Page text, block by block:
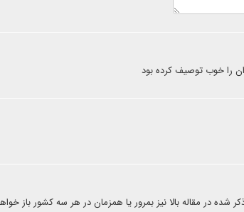
را خوب توصیف کرده بود
در مقاله بالا نیز بمرور یا همزمان در هر سه کشور باز